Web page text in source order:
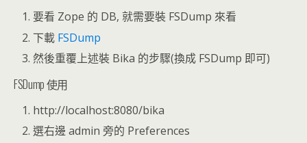
要看 Zope 的 DB, 就需要裝 FSDump 來看
下載 FSDump
然後重覆上述裝 Bika 的步驟(換成 FSDump 即可)
FSDump 使用
http://localhost:8080/bika
選右邊 admin 旁的 Preferences